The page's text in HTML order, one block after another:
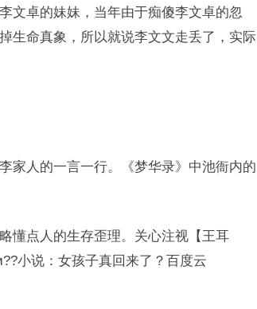
文卓的妹妹，当年由于痴傻李文卓的忽
生命真象，所以就说李文文走丢了，实际
家人的一言一行。《梦华录》中池衙内的
懂点人的生存歪理。关心注视【王耳
小说：女孩子真回来了？百度云